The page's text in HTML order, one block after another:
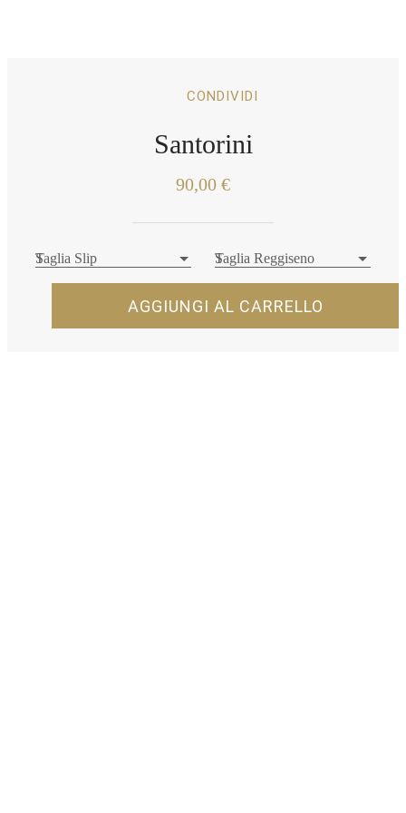
CONDIVIDI
Santorini
90,00 €
S
Taglia Slip S
Taglia Reggiseno
AGGIUNGI AL CARRELLO